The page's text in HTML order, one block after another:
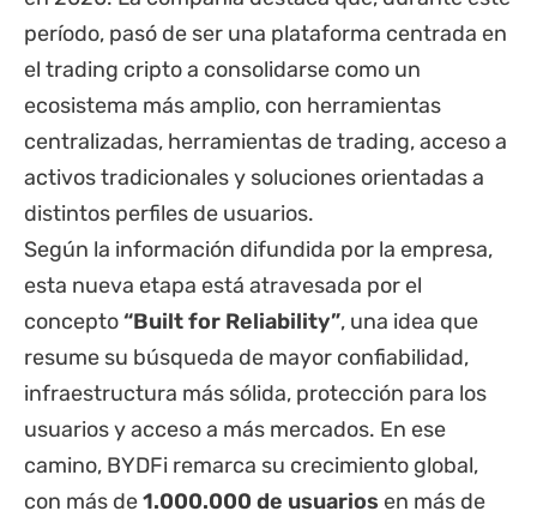
período, pasó de ser una plataforma centrada en
el trading cripto a consolidarse como un
ecosistema más amplio, con herramientas
centralizadas, herramientas de trading, acceso a
activos tradicionales y soluciones orientadas a
distintos perfiles de usuarios.
Según la información difundida por la empresa,
esta nueva etapa está atravesada por el
concepto“Built for Reliability”, una idea que
resume su búsqueda de mayor confiabilidad,
infraestructura más sólida, protección para los
usuarios y acceso a más mercados. En ese
camino, BYDFi remarca su crecimiento global,
con más de1.000.000 de usuarios en más de